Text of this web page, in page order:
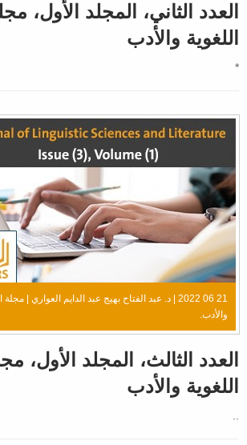
العدد الثاني، المجلد الأول،
اللغوية والأدب
*
21 06 2022 | د. عبد الفتاح بهيج عبد الدايم العواري
مجلة
والأدب.
العدد الثالث، المجلد الأول،
اللغوية والأدب
..